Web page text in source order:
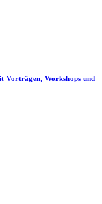
Vorträgen, Workshops und